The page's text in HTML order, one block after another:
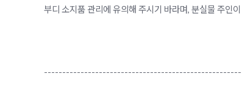
부디 소지품 관리에 유의해 주시기 바라며, 분실물 주인